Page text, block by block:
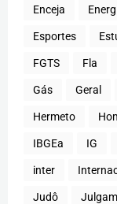
Enceja
Esportes
FGTS Fla
Gás Geral
Hermeto
IBGEa IG
inter
Judô